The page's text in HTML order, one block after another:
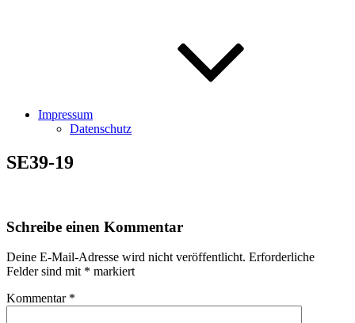
Impressum
Datenschutz
SE39-19
Schreibe einen Kommentar
Deine E-Mail-Adresse wird nicht veröffentlicht. Erforderliche
Felder sind mit * markiert
Kommentar *